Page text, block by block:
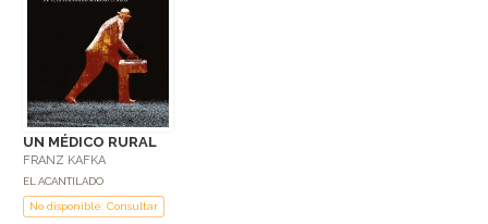
UN MÉDICO RURAL
FRANZ KAFKA
EL ACANTILADO
No disponible: Consultar